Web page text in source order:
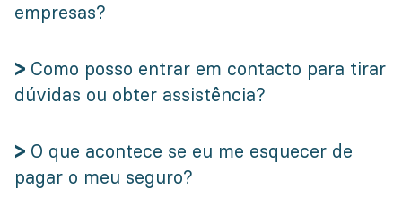
empresas?
> Como posso entrar em contacto para tirar
dúvidas ou obter assistência?
> O que acontece se eu me esquecer de
pagar o meu seguro?